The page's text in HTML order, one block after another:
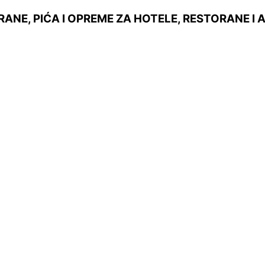
PIĆA I OPREME ZA HOTELE, RESTORANE I